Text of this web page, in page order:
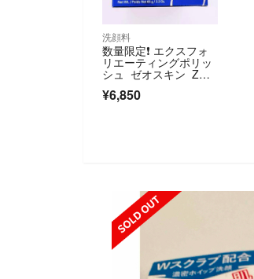
洗顔料
数量限定❗️ エクスフォ
リエーティングポリッ
シュ ゼオスキン ZOS
¥6,850
SOLD OUT